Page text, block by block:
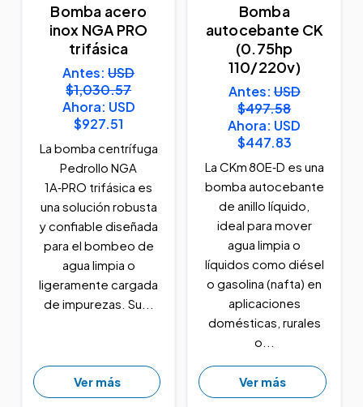
Bomba acero
inox NGA PRO
trifásica
Antes:USD
$1,030.57
Ahora: USD
$927.51
La bomba centrífuga
Pedrollo NGA
1A‑PRO trifásica es
una solución robusta
y confiable diseñada
para el bombeo de
agua limpia o
ligeramente cargada
de impurezas. Su...
Ver más
Bomba
autocebante CK
(0.75hp
110/220v)
Antes:USD
$497.58
Ahora: USD
$447.83
La CKm 80E‑D es una
bomba autocebante
de anillo líquido,
ideal para mover
agua limpia o
líquidos como diésel
o gasolina (nafta) en
aplicaciones
domésticas, rurales
o...
Ver más